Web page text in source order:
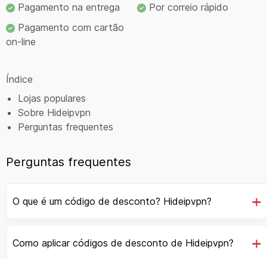
Pagamento na entrega
Pagamento com cartão
on-line
Por correio rápido
Índice
Lojas populares
Sobre Hideipvpn
Perguntas frequentes
Perguntas frequentes
O que é um código de desconto? Hideipvpn?
Como aplicar códigos de desconto de Hideipvpn?